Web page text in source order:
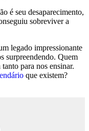
é seu desaparecimento,
sobreviver a
legado impressionante
surpreendendo. Quem
para nos ensinar.
que existem?